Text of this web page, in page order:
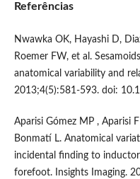
Referências
Nwawka OK, Hayashi D,
Roemer FW, et al.
anatomical variability and
2013;4(5):581-593. doi:
Aparisi Gómez MP , Aparisi
Bonmatí L. Anatomical
incidental finding to
forefoot. Insights Imaging.